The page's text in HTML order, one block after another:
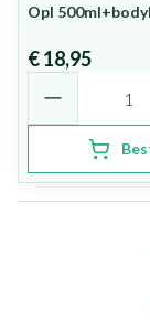
Opl
€ 18,95